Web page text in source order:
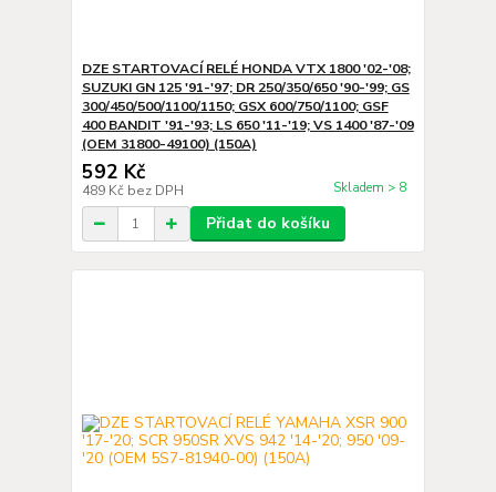
DZE STARTOVACÍ RELÉ HONDA VTX 1800 '02-'08;
SUZUKI GN 125 '91-'97; DR 250/350/650 '90-'99; GS
300/450/500/1100/1150; GSX 600/750/1100; GSF
400 BANDIT '91-'93; LS 650 '11-'19; VS 1400 '87-'09
(OEM 31800-49100) (150A)
592 Kč
489 Kč bez DPH Skladem > 8
Přidat do košíku